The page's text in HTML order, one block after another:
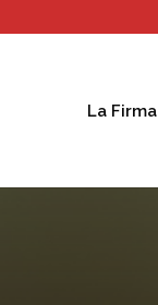
La Firma